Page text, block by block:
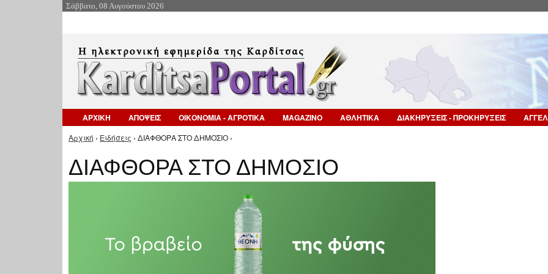
Σάββατο, 08 Αυγούστου 2026
ΑΡΧΙΚΗ ΑΠΟΨΕΙΣ ΟΙΚΟΝΟΜΙΑ - ΑΓΡΟΤΙΚΑ MAGAZINO ΑΘΛΗΤΙΚΑ ΔΙΑΚΗΡΥΞΕΙΣ - ΠΡΟΚΗΡΥΞΕΙΣ
Είστε εδώ
Αρχική › Ειδήσεις › ΔΙΑΦΘΟΡΑ ΣΤΟ ΔΗΜΟΣΙΟ ›
ΔΙΑΦΘΟΡΑ ΣΤΟ ΔΗΜΟΣΙΟ